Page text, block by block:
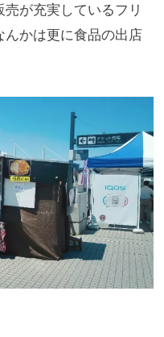
が充実しているフリ
んかは更に食品の出店